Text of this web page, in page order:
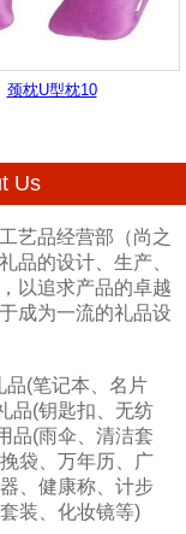
颈枕U型枕10
Us
艺品经营部（尚之
品的设计、生产、
以追求产品的卓越
成为一流的礼品设
品(笔记本、名片
品(钥匙扣、无纺
品(雨伞、清洁套
袋、万年历、广
、健康称、计步
装、化妆镜等)